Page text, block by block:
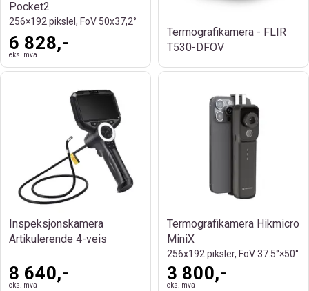
Pocket2
256×192 pikslel, FoV 50x37,2°
6 828,-
eks. mva
Termografikamera - FLIR
T530-DFOV
Inspeksjonskamera
Artikulerende 4-veis
8 640,-
eks. mva
Termografikamera Hikmicro
MiniX
256x192 piksler, FoV 37.5°×50°
3 800,-
eks. mva